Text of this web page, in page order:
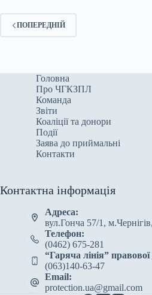
ПОПЕРЕДНІЙ
Головна
Про ЧГКЗПЛ
Команда
Звіти
Коаліції та донори
Події
Заява до приймальні
Контакти
Контактна інформація
Адреса:
вул.Гонча 57/1,
Телефон:
(0462) 675-281
“Гаряча лінія”
(063)140-63-47
Email:
protection.ua@gmail.com